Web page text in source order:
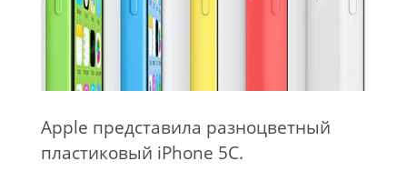
Apple представила разноцветный
пластиковый iPhone 5C.